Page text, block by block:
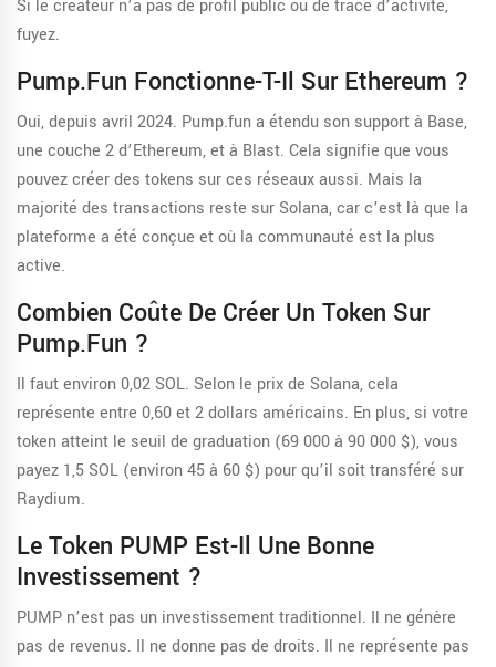
Si le créateur n’a pas de profil public ou de trace d’activité,
fuyez.
Pump.fun Fonctionne-T-Il Sur Ethereum ?
Oui, depuis avril 2024. Pump.fun a étendu son support à Base,
une couche 2 d’Ethereum, et à Blast. Cela signifie que vous
pouvez créer des tokens sur ces réseaux aussi. Mais la
majorité des transactions reste sur Solana, car c’est là que la
plateforme a été conçue et où la communauté est la plus
active.
Combien Coûte De Créer Un Token Sur
Pump.fun ?
Il faut environ 0,02 SOL. Selon le prix de Solana, cela
représente entre 0,60 et 2 dollars américains. En plus, si votre
token atteint le seuil de graduation (69 000 à 90 000 $), vous
payez 1,5 SOL (environ 45 à 60 $) pour qu’il soit transféré sur
Raydium.
Le Token PUMP Est-Il Une Bonne
Investissement ?
PUMP n’est pas un investissement traditionnel. Il ne génère
pas de revenus. Il ne donne pas de droits. Il ne représente pas